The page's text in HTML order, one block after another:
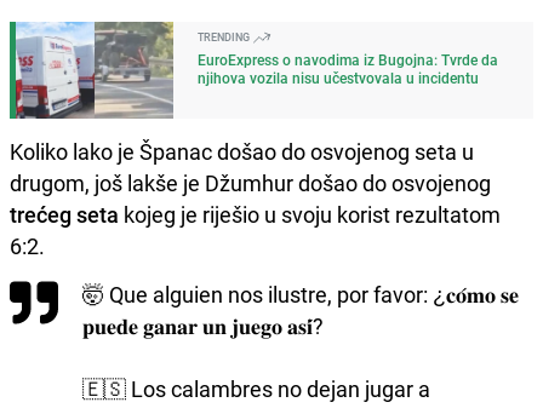
TRENDING
EuroExpress o navodima iz Bugojna: Tvrde da
njihova vozila nisu učestvovala u incidentu
Koliko lako je Španac došao do osvojenog seta u
drugom, još lakše je Džumhur došao do osvojenog
trećeg seta kojeg je riješio u svoju korist rezultatom
6:2.
🤯 Que alguien nos ilustre, por favor: ¿𝐜𝐨́𝐦𝐨 𝐬𝐞
𝐩𝐮𝐞𝐝𝐞 𝐠𝐚𝐧𝐚𝐫 𝐮𝐧 𝐣𝐮𝐞𝐠𝐨 𝐚𝐬𝐢́?
🇪🇸 Los calambres no dejan jugar a